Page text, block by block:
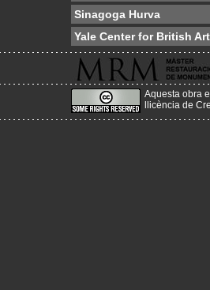
Sinagoga Hurva
Yale Center for British Art
Aquesta obra
llicència de